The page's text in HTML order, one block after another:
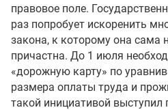
правовое поле.
раз попробует искоренить
закона, к которому она сама
причастна. До 1 июля
«дорожную карту» по
размера оплаты труда и
такой инициативой выступил